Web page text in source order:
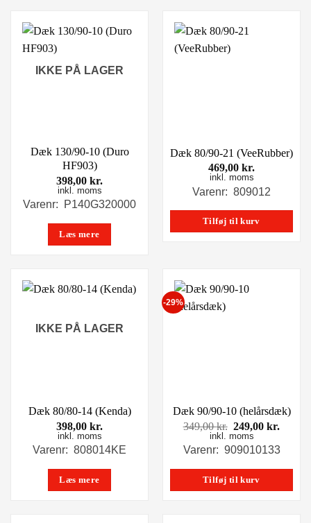
IKKE PÅ LAGER
Dæk 130/90-10 (Duro
HF903)
398,00 kr.
inkl. moms
Varenr: P140G320000
Læs mere
Dæk 80/90-21 (VeeRubber)
469,00 kr.
inkl. moms
Varenr: 809012
Tilføj til kurv
IKKE PÅ LAGER
Dæk 80/80-14 (Kenda)
398,00 kr.
inkl. moms
Varenr: 808014KE
Læs mere
-29%
Dæk 90/90-10 (helårsdæk)
349,00kr. Den
oprindelige
pris
349,00 kr..
249,00kr.
pris
inkl. moms
Varenr: 909010133
Tilføj til kurv